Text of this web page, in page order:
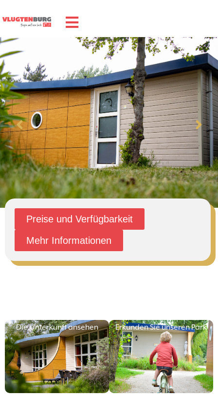
Die Unterkunft ansehen Erkunden Sie unseren Park
Preise und Verfügbarkeit
Mehr Informationen